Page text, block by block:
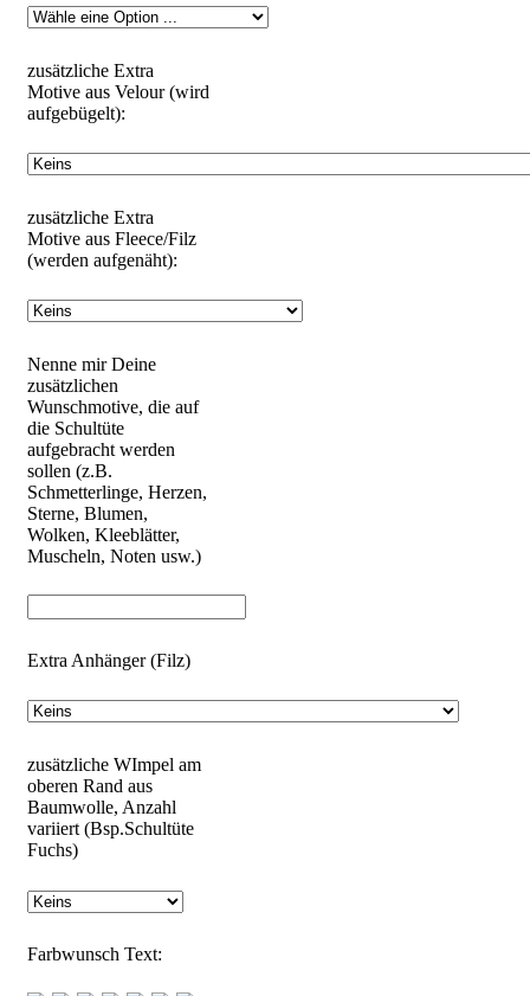
zusätzliche Extra
Motive aus Velour (wird
aufgebügelt):
zusätzliche Extra
Motive aus Fleece/Filz
(werden aufgenäht):
Nenne mir Deine
zusätzlichen
Wunschmotive, die auf
die Schultüte
aufgebracht werden
sollen (z.B.
Schmetterlinge, Herzen,
Sterne, Blumen,
Wolken, Kleeblätter,
Muscheln, Noten usw.)
Extra Anhänger (Filz)
zusätzliche WImpel am
oberen Rand aus
Baumwolle, Anzahl
variiert (Bsp.Schultüte
Fuchs)
Farbwunsch Text: